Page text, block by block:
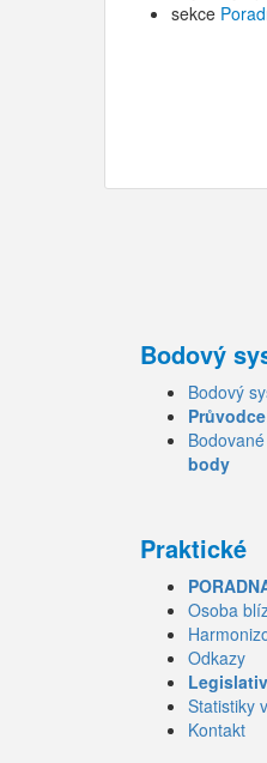
sekce
Bodový
Bodový
Průvodce
body
Praktické
Osoba
Odkazy
Statistiky
Kontakt